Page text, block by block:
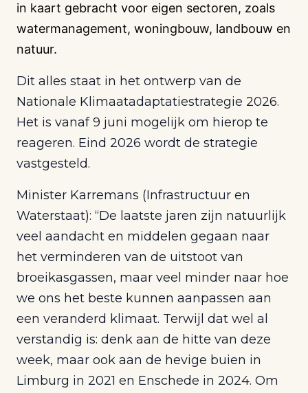
in kaart gebracht voor eigen sectoren, zoals
watermanagement, woningbouw, landbouw en
natuur.
Dit alles staat in het ontwerp van de
Nationale Klimaatadaptatiestrategie 2026.
Het is vanaf 9 juni mogelijk om hierop te
reageren. Eind 2026 wordt de strategie
vastgesteld.
Minister Karremans (Infrastructuur en
Waterstaat): “De laatste jaren zijn natuurlijk
veel aandacht en middelen gegaan naar
het verminderen van de uitstoot van
broeikasgassen, maar veel minder naar hoe
we ons het beste kunnen aanpassen aan
een veranderd klimaat. Terwijl dat wel al
verstandig is: denk aan de hitte van deze
week, maar ook aan de hevige buien in
Limburg in 2021 en Enschede in 2024. Om